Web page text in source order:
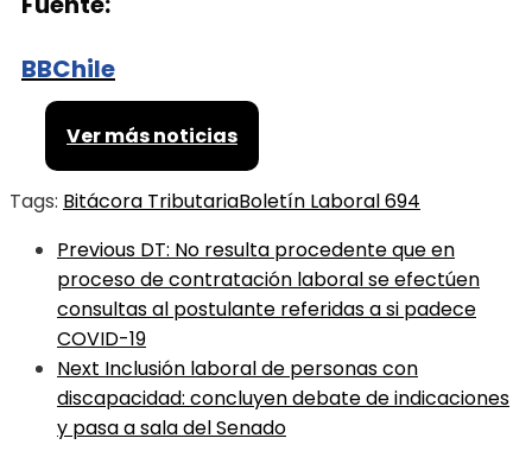
BBChile
Ver más noticias
Tags: Bitácora TributariaBoletín Laboral 694
Previous DT: No resulta procedente que en
proceso de contratación laboral se efectúen
consultas al postulante referidas a si padece
COVID-19
Next Inclusión laboral de personas con
discapacidad: concluyen debate de indicaciones
y pasa a sala del Senado